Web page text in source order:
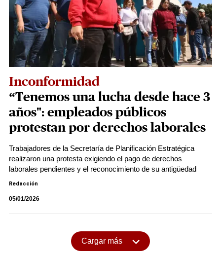
Inconformidad
“Tenemos una lucha desde hace 3
años": empleados públicos
protestan por derechos laborales
Trabajadores de la Secretaría de Planificación Estratégica
realizaron una protesta exigiendo el pago de derechos
laborales pendientes y el reconocimiento de su antigüedad
Redacción
05/01/2026
Cargar más